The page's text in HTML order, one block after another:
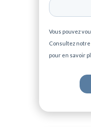
Vous pouvez
Consultez notre
pour en savoir